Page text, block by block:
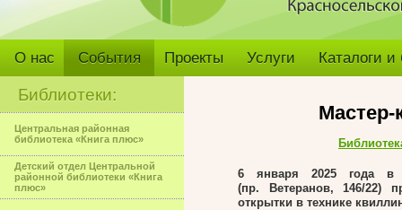
О нас События Проекты Услуги Каталоги
Библиотеки:
Центральная районная
библиотека «Книга плюс»
Детский отдел Центральной
районной библиотеки «Книга
плюс»
Мастер-
6 января 2025 года в
(пр. Ветеранов, 146/22)
открытки в технике